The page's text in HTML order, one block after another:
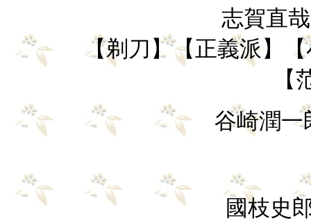
志賀直
【剃刀】【正義派】
【
谷崎潤一
國枝史